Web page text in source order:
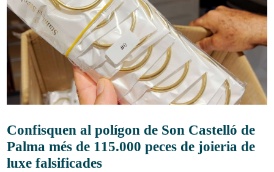
Confisquen al polígon de Son Castelló de
Palma més de 115.000 peces de joieria de
luxe falsificades